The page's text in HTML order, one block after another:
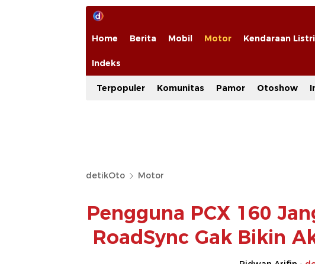
Home Berita Mobil Motor Kendaraan
Indeks
Terpopuler Komunitas Pamor Otoshow
detikOto Motor
Pengguna PCX 160
RoadSync Gak Bikin